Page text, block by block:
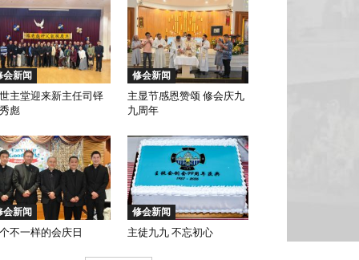
会新闻
主堂迎来新主任司铎
彪
修会新闻
主显节感恩赞颂 修会庆九
九周年
会新闻
不一样的会庆日
修会新闻
主徒九九 不忘初心